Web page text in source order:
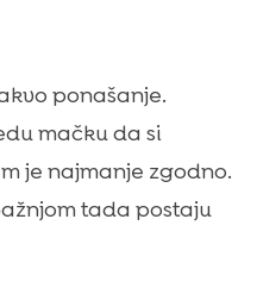
ponašanje.
mačku da si
je najmanje zgodno.
tada postaju